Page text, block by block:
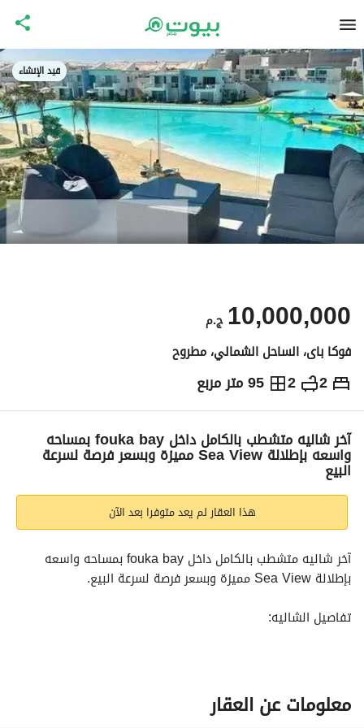
قيد الإنشاء
ج.م 10,000,000
فوكا باى، الساحل الشمالي، مطروح
2
2 95 متر مربع ج.م10,000,000
الاماكن القريبة آخر شاليه متشطب بالكامل داخل fouka bay بمساحه
واسعه بإطلالة Sea View مميزة وبسعر فرصة لسرعة
البيع
هذا العقار لم يعد متوفرا بعد الآن
بإطلالة Sea View مميزة وبسعر فرصة لسرعة البيع.
تفاصيل الشاليه:
- تشطيب كامل
- إطلالة مباشرة على البحر
معلومات عن العقار